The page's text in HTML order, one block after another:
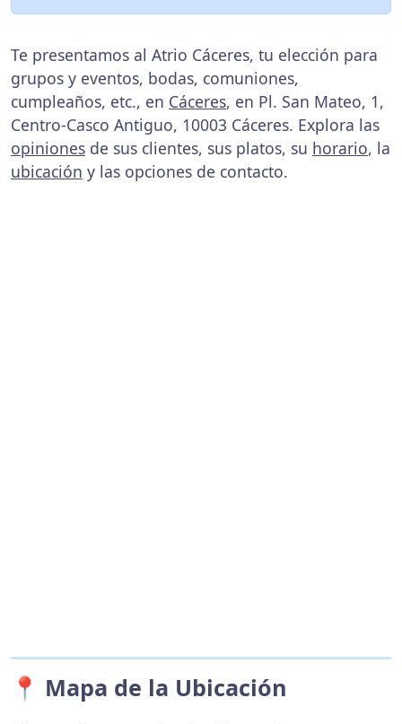
Te presentamos al Atrio Cáceres, tu elección para
grupos y eventos, bodas, comuniones,
cumpleaños, etc., en Cáceres, en Pl. San Mateo, 1,
Centro-Casco Antiguo, 10003 Cáceres. Explora las
opiniones de sus clientes, sus platos, su horario, la
ubicación y las opciones de contacto.
📍 Mapa de la Ubicación